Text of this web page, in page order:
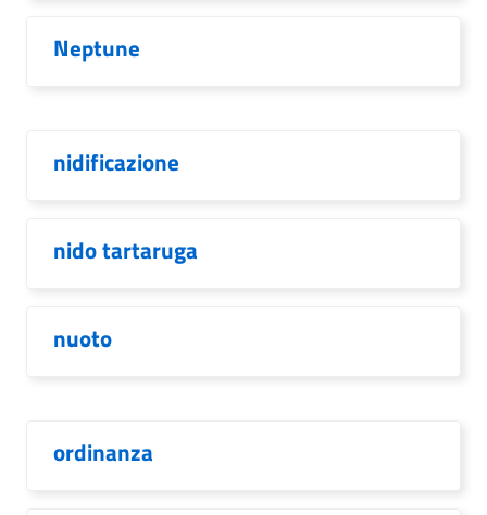
Neptune
nidificazione
nido tartaruga
nuoto
ordinanza